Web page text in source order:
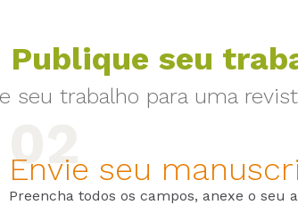
Publique seu
seu trabalho para uma
Envie seu
Preencha todos os campos, anexe o seu